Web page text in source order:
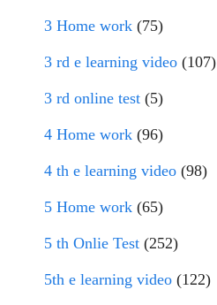
3 Home work (75)
3 rd e learning video (107)
3 rd online test (5)
4 Home work (96)
4 th e learning video (98)
5 Home work (65)
5 th Onlie Test (252)
5th e learning video (122)